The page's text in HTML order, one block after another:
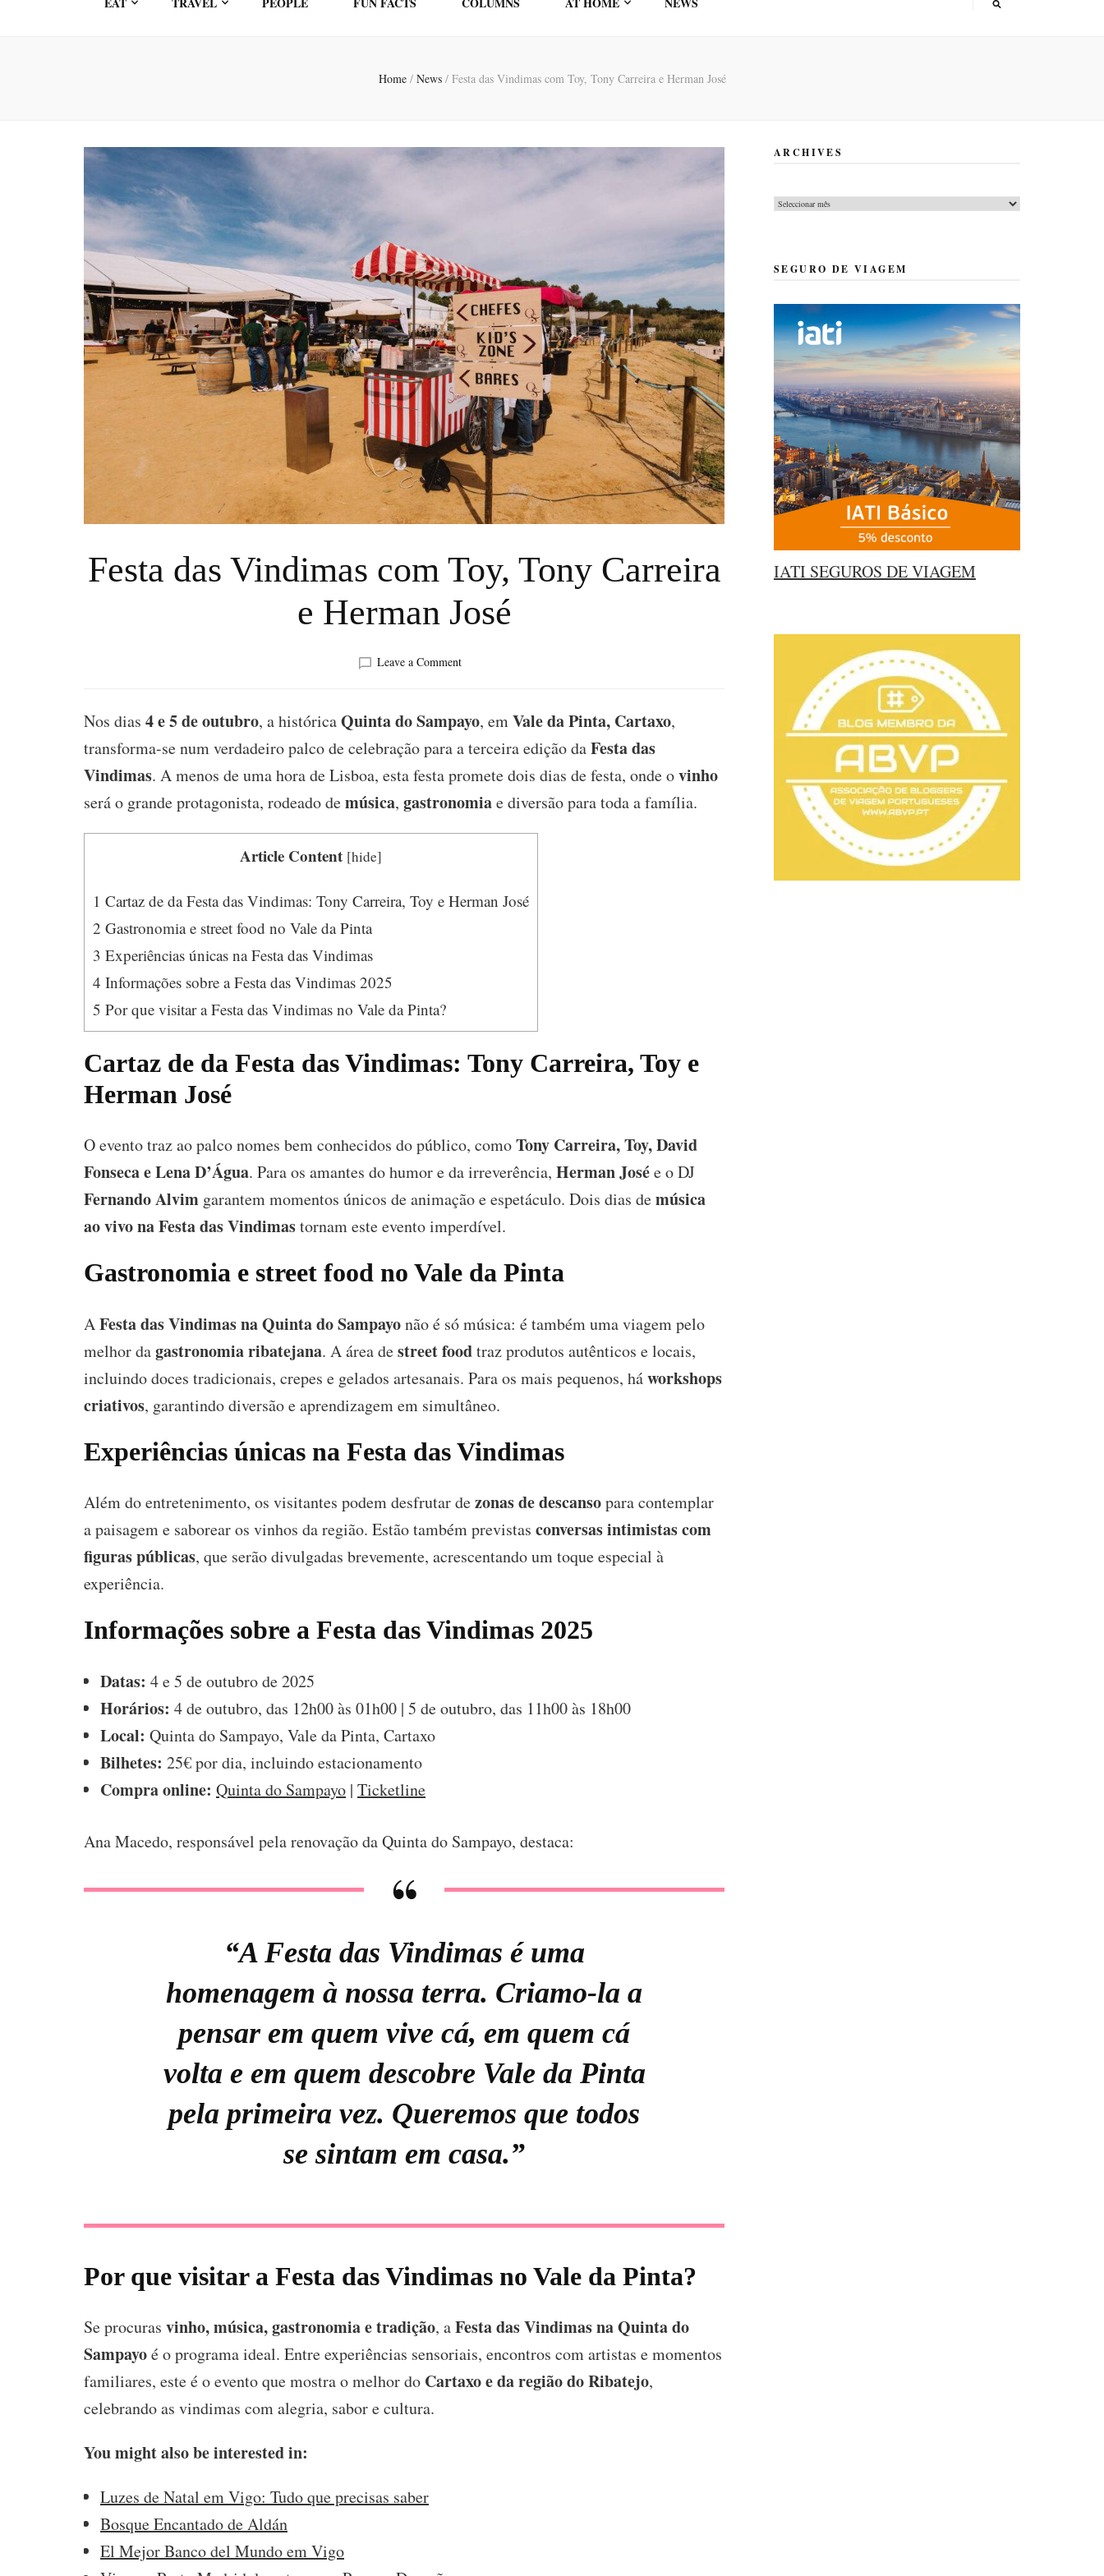
Home / News / Festa das Vindimas com Toy, Tony Carreira e Herman José
Festa das Vindimas com Toy, Tony Carreira
e Herman José
Leave a Commenton
com
Toy,
Carreira
e
José
Nos dias 4 e 5 de outubro, a históricaQuinta do Sampayo, emVale da Pinta, Cartaxo,
transforma-se num verdadeiro palco de celebração para a terceira edição daFesta das
Vindimas. A menos de uma hora de Lisboa, esta festa promete dois dias de festa, onde ovinho
será o grande protagonista, rodeado demúsica, gastronomiae diversão para toda a família.
Article Content [hide]
1 Cartaz de da Festa das Vindimas: Tony Carreira, Toy e Herman José
2 Gastronomia e street food no Vale da Pinta
3 Experiências únicas na Festa das Vindimas
4 Informações sobre a Festa das Vindimas 2025
5 Por que visitar a Festa das Vindimas no Vale da Pinta?
Cartaz de da Festa das Vindimas: Tony Carreira, Toy e
Herman José
O evento traz ao palco nomes bem conhecidos do público, comoTony Carreira, Toy, David
Fonseca e Lena D’Água. Para os amantes do humor e da irreverência, Herman Josée o DJ
Fernando Alvim garantem momentos únicos de animação e espetáculo. Dois dias demúsica
ao vivo na Festa das Vindimastornam este evento imperdível.
Gastronomia e street food no Vale da Pinta
AFesta das Vindimas na Quinta do Sampayonão é só música: é também uma viagem pelo
melhor dagastronomia ribatejana. A área destreet foodtraz produtos autênticos e locais,
incluindo doces tradicionais, crepes e gelados artesanais. Para os mais pequenos, háworkshops
criativos, garantindo diversão e aprendizagem em simultâneo.
Experiências únicas na Festa das Vindimas
Além do entretenimento, os visitantes podem desfrutar dezonas de descansopara contemplar
a paisagem e saborear os vinhos da região. Estão também previstas conversas intimistas com
figuras públicas, que serão divulgadas brevemente, acrescentando um toque especial à
experiência.
Informações sobre a Festa das Vindimas 2025
Datas: 4 e 5 de outubro de 2025
Horários: 4 de outubro, das 12h00 às 01h00 | 5 de outubro, das 11h00 às 18h00
Local: Quinta do Sampayo, Vale da Pinta, Cartaxo
Bilhetes: 25€ por dia, incluindo estacionamento
Compra online: Quinta do Sampayo | Ticketline
Ana Macedo, responsável pela renovação da Quinta do Sampayo, destaca:
“A Festa das Vindimas é uma
homenagem à nossa terra. Criamo-la a
pensar em quem vive cá, em quem cá
volta e em quem descobre Vale da Pinta
pela primeira vez. Queremos que todos
se sintam em casa.”
Por que visitar a Festa das Vindimas no Vale da Pinta?
Se procuras vinho, música, gastronomia e tradição, aFesta das Vindimas na Quinta do
Sampayoé o programa ideal. Entre experiências sensoriais, encontros com artistas e momentos
familiares, este é o evento que mostra o melhor do Cartaxo e da região do Ribatejo,
celebrando as vindimas com alegria, sabor e cultura.
You might also be interested in:
Luzes de Natal em Vigo: Tudo que precisas saber
Bosque Encantado de Aldán
El Mejor Banco del Mundo em Vigo
ARCHIVES
Archives
SEGURO DE VIAGEM
IATI SEGUROS DE VIAGEM